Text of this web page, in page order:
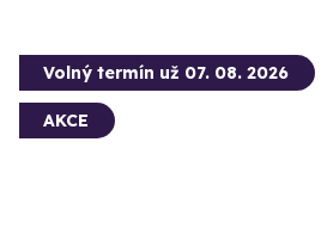
Volný termín už 07. 08. 2026
AKCE